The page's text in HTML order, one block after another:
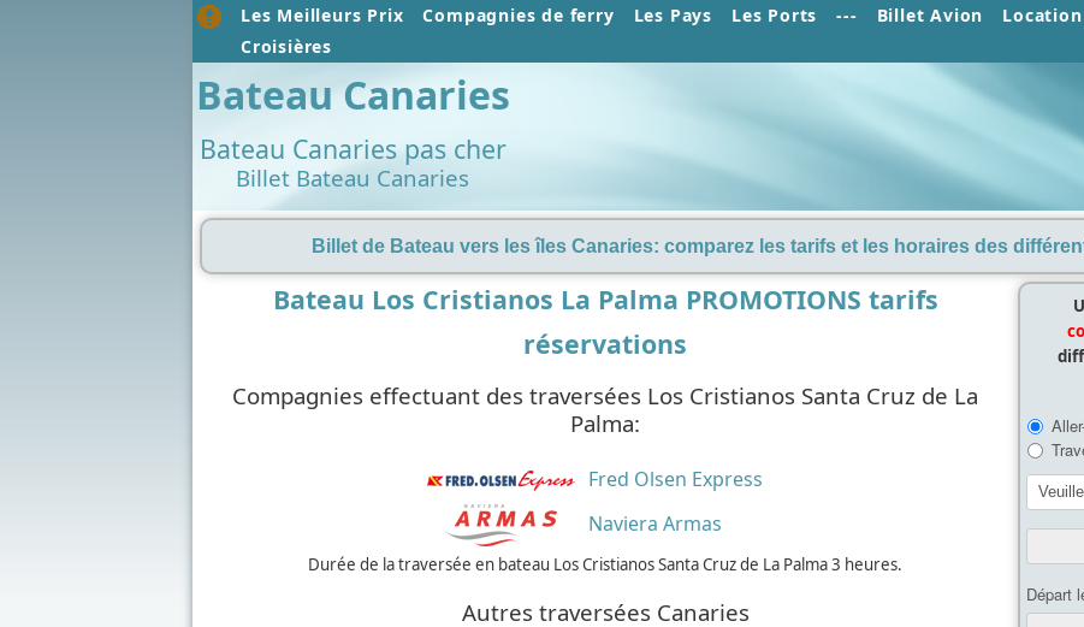
Les Meilleurs Prix Compagnies de ferry Les Pays Les Ports --- Billet Avion
Croisières
Bateau Canaries
Bateau Canaries pas cher
Billet Bateau Canaries
Billet de Bateau vers les îles Canaries: comparez les tarifs et les horaires des
Bateau Los Cristianos La Palma PROMOTIONS tarifs
réservations
Compagnies effectuant des traversées Los Cristianos Santa Cruz de La
Palma:
Fred Olsen Express
Naviera Armas
Durée de la traversée en bateau Los Cristianos Santa Cruz de La Palma 3 heures.
Autres traversées Canaries